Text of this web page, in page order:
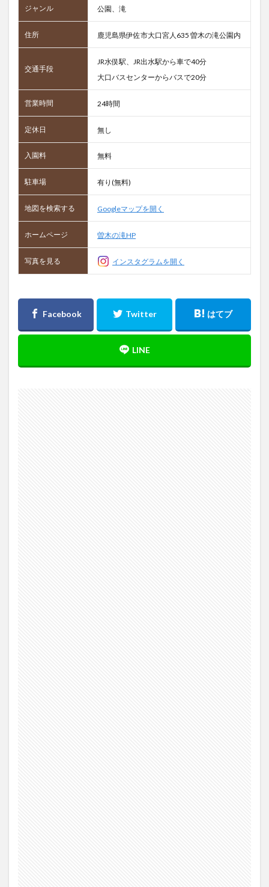
ジャンル 公園、滝
住所 鹿児島県伊佐市大口宮人635 曽木の滝公園内
交通手段
JR水俣駅、JR出水駅から車で40分
大口バスセンターからバスで20分
営業時間 24時間
定休日 無し
入園料 無料
駐車場 有り(無料)
地図を検索する Googleマップを開く
ホームページ 曽木の滝HP
写真を見る インスタグラムを開く